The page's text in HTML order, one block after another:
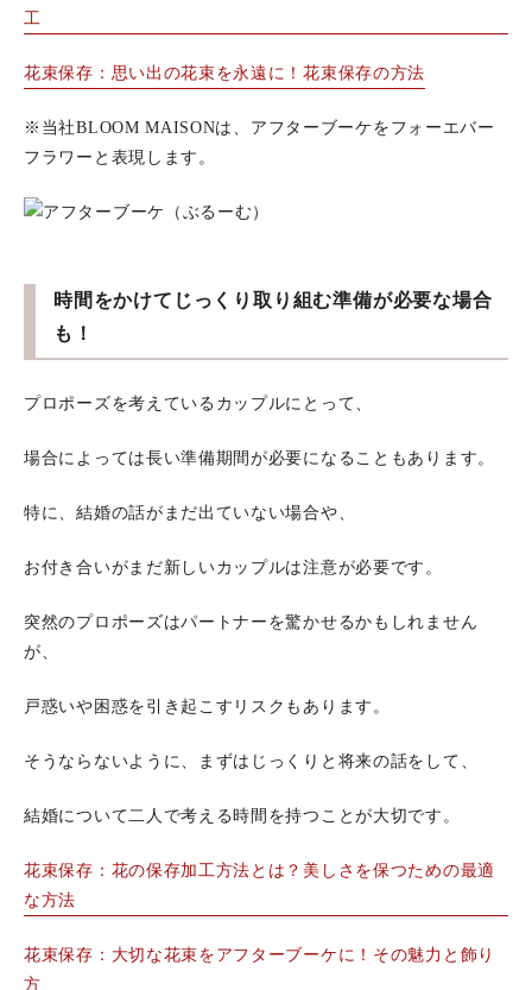
工
花束保存：思い出の花束を永遠に！花束保存の方法
※当社BLOOM MAISONは、アフターブーケをフォーエバー
フラワーと表現します。
時間をかけてじっくり取り組む準備が必要な場合
も！
プロポーズを考えているカップルにとって、
場合によっては長い準備期間が必要になることもあります。
特に、結婚の話がまだ出ていない場合や、
お付き合いがまだ新しいカップルは注意が必要です。
突然のプロポーズはパートナーを驚かせるかもしれません
が、
戸惑いや困惑を引き起こすリスクもあります。
そうならないように、まずはじっくりと将来の話をして、
結婚について二人で考える時間を持つことが大切です。
花束保存：花の保存加工方法とは？美しさを保つための最適
な方法
花束保存：大切な花束をアフターブーケに！その魅力と飾り
方